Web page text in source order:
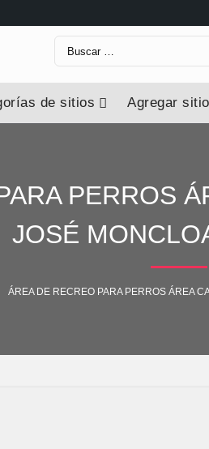
de sitios Agregar sitio
PERROS
JOSÉ
ÁREA DE RECREO PARA PERROS ÁREA